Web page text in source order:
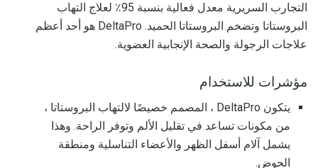
التجارب السريرية معدل فعالية بنسبة 95٪ لعلاج التهاب
البروستاتا وتضخم البروستاتا الحميد. DeltaPro هو أحد أعظم
علاجات الرجولة والصحة الإنجابية العضوية.
مؤشرات للاستخدام
يتكون DeltaPro ، المصمم خصيصًا لالتهاب البروستاتا ،
من مكونات تساعد في تقليل الألم وتوفر الراحة. وهذا
يشمل آلام أسفل الظهر والأعضاء التناسلية ومنطقة
الحوض.